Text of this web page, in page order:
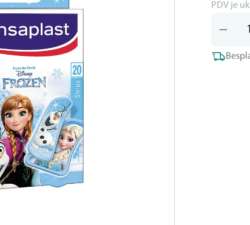
PDV je